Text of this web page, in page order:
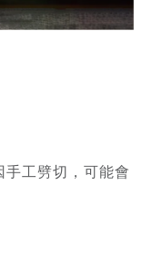
工劈切，可能會